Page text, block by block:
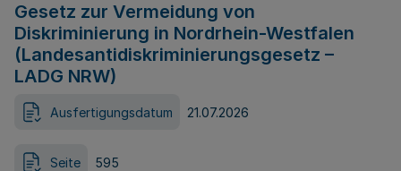
Gesetz zur Vermeidung von
Diskriminierung in Nordrhein-Westfalen
(Landesantidiskriminierungsgesetz –
LADG NRW)
Ausfertigungsdatum 21.07.2026
Seite 595